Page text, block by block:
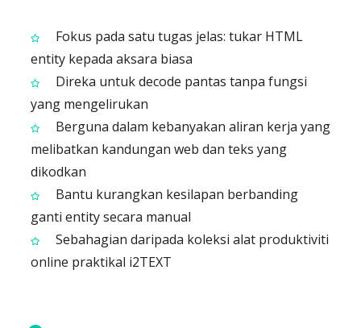
Fokus pada satu tugas jelas: tukar HTML
entity kepada aksara biasa
Direka untuk decode pantas tanpa fungsi
yang mengelirukan
Berguna dalam kebanyakan aliran kerja yang
melibatkan kandungan web dan teks yang
dikodkan
Bantu kurangkan kesilapan berbanding
ganti entity secara manual
Sebahagian daripada koleksi alat produktiviti
online praktikal i2TEXT